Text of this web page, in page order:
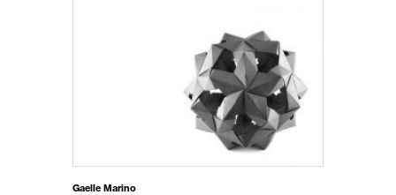
Gaelle Marino